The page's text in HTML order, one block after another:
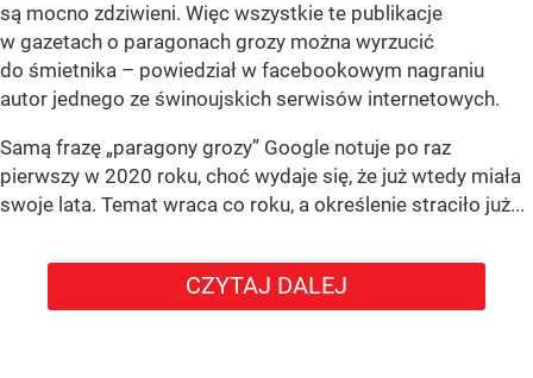
są mocno zdziwieni. Więc wszystkie te publikacje
w gazetach o paragonach grozy można wyrzucić
do śmietnika – powiedział w facebookowym nagraniu
autor jednego ze świnoujskich serwisów internetowych.
Samą frazę „paragony grozy” Google notuje po raz
pierwszy w 2020 roku, choć wydaje się, że już wtedy miała
swoje lata. Temat wraca co roku, a określenie straciło już...
CZYTAJ DALEJ